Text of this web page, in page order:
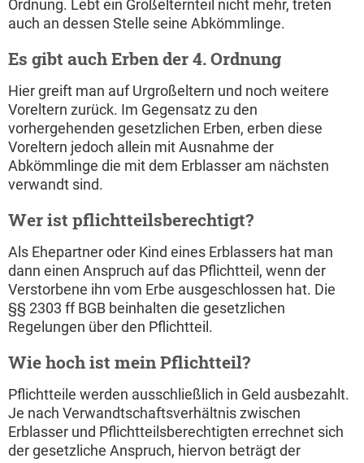
Ordnung. Lebt ein Großelternteil nicht mehr, treten
auch an dessen Stelle seine Abkömmlinge.
Es gibt auch Erben der 4. Ordnung
Hier greift man auf Urgroßeltern und noch weitere
Voreltern zurück. Im Gegensatz zu den
vorhergehenden gesetzlichen Erben, erben diese
Voreltern jedoch allein mit Ausnahme der
Abkömmlinge die mit dem Erblasser am nächsten
verwandt sind.
Wer ist pflichtteilsberechtigt?
Als Ehepartner oder Kind eines Erblassers hat man
dann einen Anspruch auf das Pflichtteil, wenn der
Verstorbene ihn vom Erbe ausgeschlossen hat. Die
§§ 2303 ff BGB beinhalten die gesetzlichen
Regelungen über den Pflichtteil.
Wie hoch ist mein Pflichtteil?
Pflichtteile werden ausschließlich in Geld ausbezahlt.
Je nach Verwandtschaftsverhältnis zwischen
Erblasser und Pflichtteilsberechtigten errechnet sich
der gesetzliche Anspruch, hiervon beträgt der